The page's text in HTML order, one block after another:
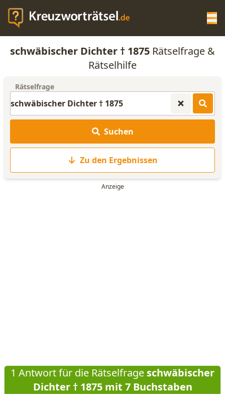
KREUZWORTRÄTSEL-HILFE
ANAGRAMM-GENERATOR
WORTLISTE
schwäbischer Dichter † 1875 Rätselfrage &
Rätselhilfe
Rätselfrage
Suchen
Zu den Ergebnissen
1 Antwort für die Rätselfrage schwäbischer
Dichter † 1875 mit 7 Buchstaben